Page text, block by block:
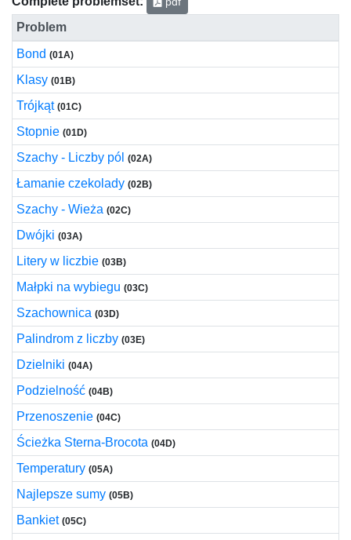
Problem
Bond (01A)
Klasy (01B)
Trójkąt (01C)
Stopnie (01D)
Szachy - Liczby pól (02A)
Łamanie czekolady (02B)
Szachy - Wieża (02C)
Dwójki (03A)
Litery w liczbie (03B)
Małpki na wybiegu (03C)
Szachownica (03D)
Palindrom z liczby (03E)
Dzielniki (04A)
Podzielność (04B)
Przenoszenie (04C)
Ścieżka Sterna-Brocota (04D)
Temperatury (05A)
Najlepsze sumy (05B)
Bankiet (05C)